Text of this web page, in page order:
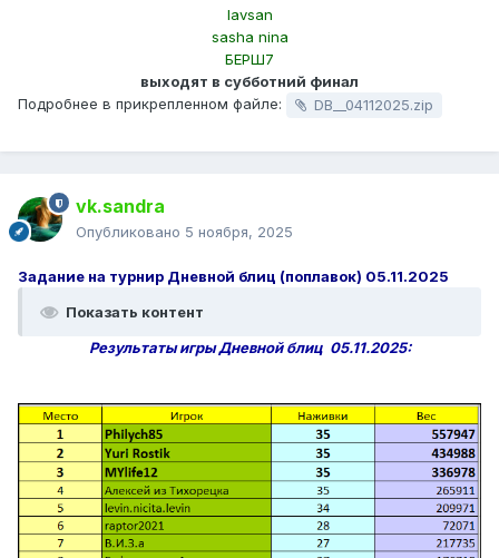
lavsan
sasha nina
БЕРШ7
выходят в субботний финал
Подробнее в прикрепленном файле:
DB__04112025.zip
vk.sandra
Опубликовано 5 ноября, 2025
Задание на турнир Дневной блиц (поплавок) 05.11.2025
Показать контент
Результаты игры Дневной блиц 05.11.2025: